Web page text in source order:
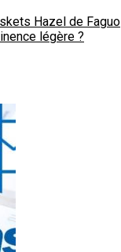
Hazel de Faguo
légère ?